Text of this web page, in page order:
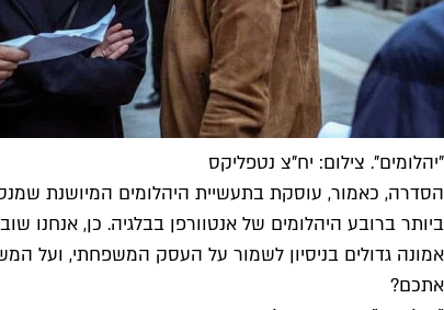
"יהלומים". צילום: יח"צ נטפליקס
הסדרה, כאמור, עוסקת בתעשיית היהלומים המיושנת
ביותר ברובע היהלומים של אנטוורפן בבלגיה. כן,
אמונה גדולים בניסיון לשמור על העסק המשפחתי, ועל
אתכם?